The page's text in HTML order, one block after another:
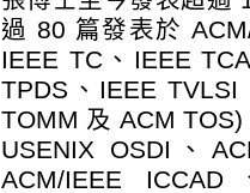
過 80 篇發表於
IEEE TC、IEEE
TPDS、IEEE
TOMM 及 ACM
USENIX OSDI、
ACM/IEEE